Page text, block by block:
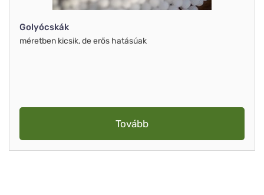
Golyócskák
méretben kicsik, de erős hatásúak
Tovább